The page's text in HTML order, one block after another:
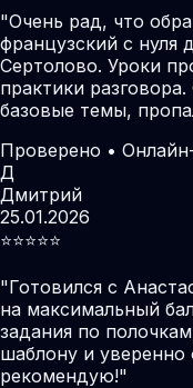
"Очень рад, что
французский с нуля
Сертолово. Уроки
практики
базовые темы,
Проверено •
Д
Дмитрий
25.01.2026
⭐️⭐️⭐️⭐️⭐️
"Готовился с
на максимальный
задания по
шаблону и уверенно
рекомендую!"